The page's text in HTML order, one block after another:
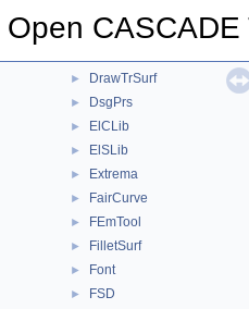
Open CASCADE
► DrawDim
► DrawTrSurf
► DsgPrs
► ElCLib
► ElSLib
► Extrema
► FairCurve
► FEmTool
► FilletSurf
► Font
► FSD